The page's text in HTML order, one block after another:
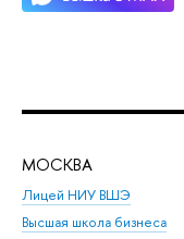
МОСКВА
Лицей НИУ ВШЭ
Высшая школа бизнеса